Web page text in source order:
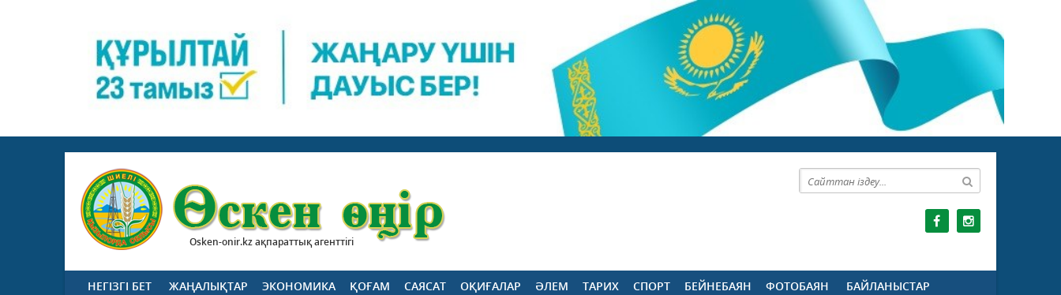
Osken-onir.kz ақпараттық агенттігі
НЕГІЗГІ БЕТ ЖАҢАЛЫҚТАР ЭКОНОМИКА ҚОҒАМ САЯСАТ ОҚИҒАЛАР ӘЛЕМ ТАРИХ СПОРТ БЕЙНЕБАЯН ФОТОБАЯН БАЙЛАНЫСТАР